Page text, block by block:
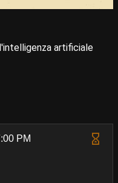
artificiale
PM